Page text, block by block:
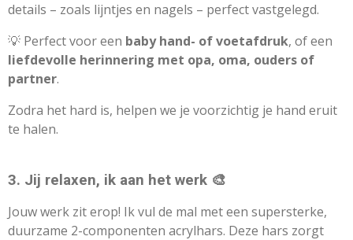
details – zoals lijntjes en nagels – perfect vastgelegd.
💡 Perfect voor een baby hand- of voetafdruk, of een
liefdevolle herinnering met opa, oma, ouders of
partner.
Zodra het hard is, helpen we je voorzichtig je hand eruit
te halen.
3. Jij relaxen, ik aan het werk 🎨
Jouw werk zit erop! Ik vul de mal met een supersterke,
duurzame 2-componenten acrylhars. Deze hars zorgt